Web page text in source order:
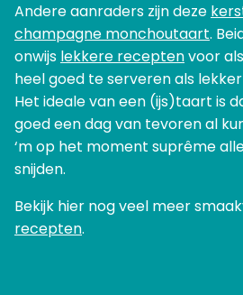
Andere aanraders zijn deze
champagne monchoutaart.
onwijs lekkere receptenvoor
heel goed te serveren als
Het ideale van een (ijs)taart is
goed een dag van tevoren al
‘m op het moment suprême
snijden.
Bekijk hier nog veel meer
recepten.